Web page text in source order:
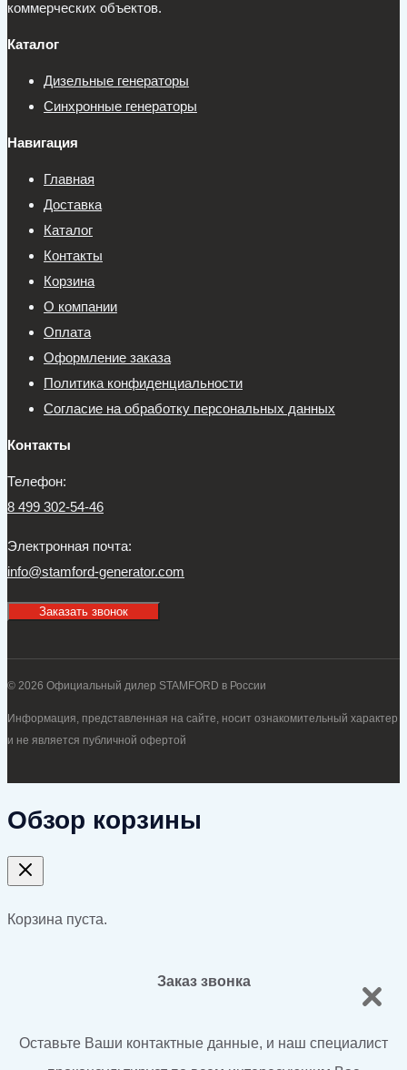
коммерческих объектов.
Каталог
Дизельные генераторы
Синхронные генераторы
Навигация
Главная
Доставка
Каталог
Контакты
Корзина
О компании
Оплата
Оформление заказа
Политика конфиденциальности
Согласие на обработку персональных данных
Контакты
Телефон:
8 499 302-54-46
Электронная почта:
info@stamford-generator.com
Заказать звонок
© 2026 Официальный дилер STAMFORD в России
Информация, представленная на сайте, носит ознакомительный характер
и не является публичной офертой
Обзор корзины
Корзина пуста.
Заказ звонка
Оставьте Ваши контактные данные, и наш специалист